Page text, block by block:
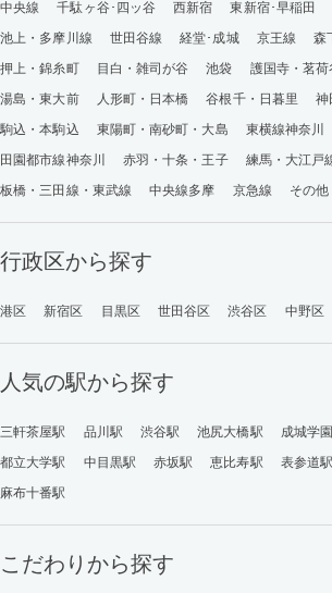
中央線
千駄ヶ谷･四ッ谷 西新宿 東新宿･早稲田
池上・多摩川線
世田谷線 経堂･成城 京王線 森
押上・錦糸町
目白・雑司が谷 池袋 護国寺・茗荷
湯島・東大前
人形町・日本橋 谷根千・日暮里
神
駒込・本駒込
東陽町・南砂町・大島 東横線神奈川
田園都市線神奈川
赤羽・十条・王子
練馬・大江戸
板橋・三田線・東武線
中央線多摩 京急線 その他
行政区から探す
港区 新宿区 目黒区 世田谷区 渋谷区 中野区
人気の駅から探す
三軒茶屋駅 品川駅 渋谷駅 池尻大橋駅 成城学
都立大学駅
中目黒駅 赤坂駅 恵比寿駅 表参道駅
麻布十番駅
こだわりから探す